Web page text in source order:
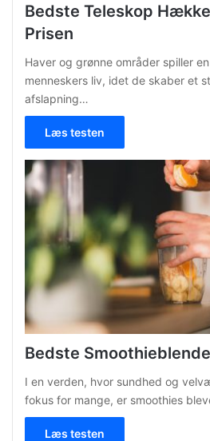
Bedste Teleskop
Prisen
Haver og grønne områder spiller
menneskers liv, idet de skaber et
afslapning…
Læs testen
Bedste
I en verden, hvor sundhed og
fokus for mange, er smoothies
Læs testen